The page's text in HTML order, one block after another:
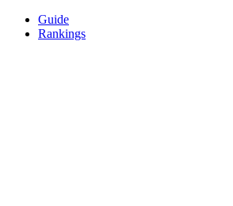
Guide
Rankings